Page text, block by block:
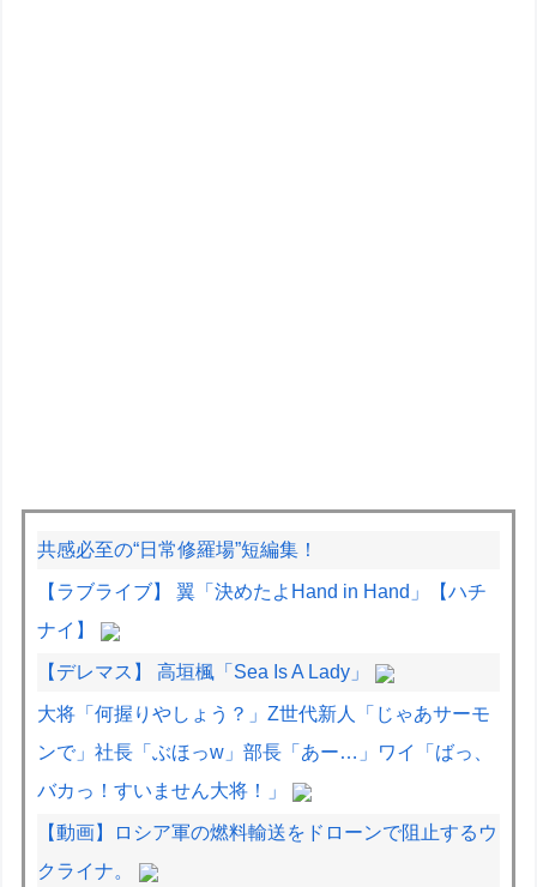
共感必至の“日常修羅場”短編集！
【ラブライブ】 翼「決めたよHand in Hand」【ハチ
ナイ】
【デレマス】 高垣楓「Sea Is A Lady」
大将「何握りやしょう？」Z世代新人「じゃあサーモ
ンで」社長「ぶほっw」部長「あー…」ワイ「ばっ、
バカっ！すいません大将！」
【動画】ロシア軍の燃料輸送をドローンで阻止するウ
クライナ。